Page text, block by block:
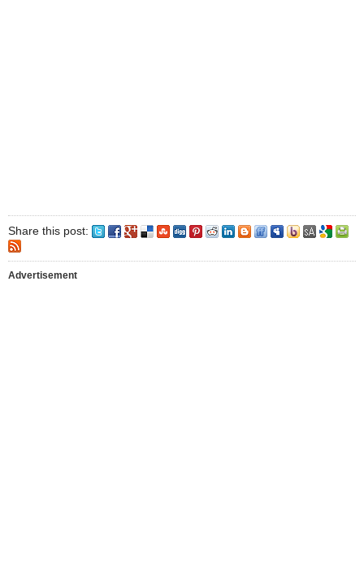
Share this post:
Advertisement